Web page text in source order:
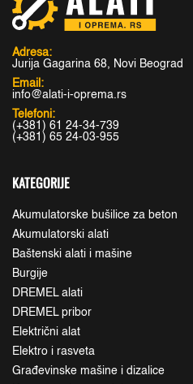
Adresa:
Jurija Gagarina 68, Novi Beograd
Email:
info@alati-i-oprema.rs
Telefoni:
(+381) 61 24-34-739
(+381) 65 24-03-955
KATEGORIJE
Akumulatorske bušilice za beton
Akumulatorski alati
Baštenski alati i mašine
Burgije
DREMEL alati
DREMEL pribor
Električni alat
Elektro i rasveta
Građevinske mašine i dizalice